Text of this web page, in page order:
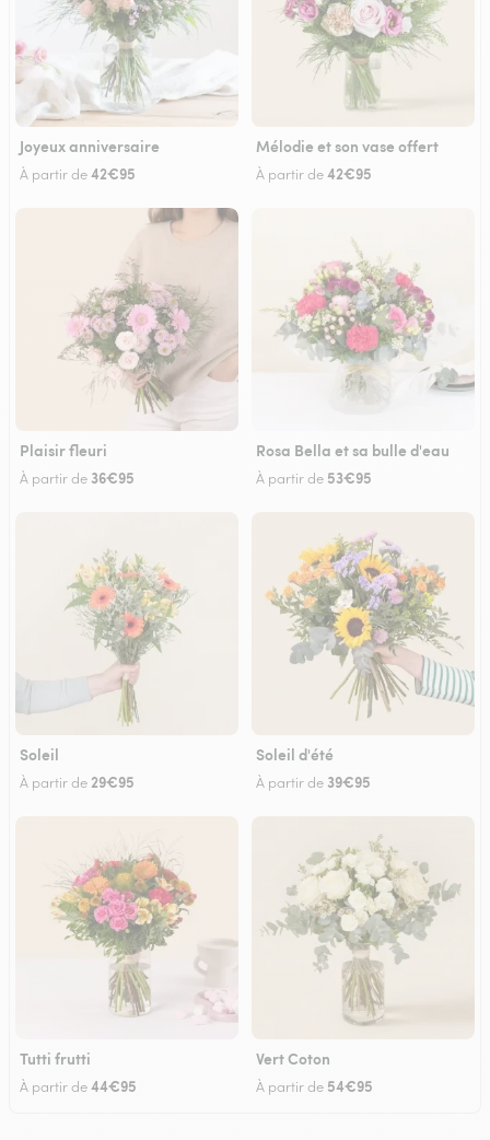
Joyeux anniversaire
À partir de42€95
Mélodie et son vase offert
À partir de42€95
Plaisir fleuri
À partir de 36€95
Rosa Bella et sa bulle d'eau
À partir de 53€95
Soleil
À partir de 29€95
Soleil d'été
À partir de 39€95
Tutti frutti
À partir de44€95
Vert Coton
À partir de 54€95